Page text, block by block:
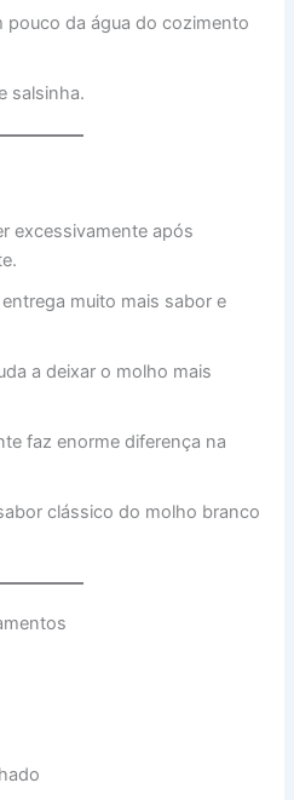
pouco da água do cozimento
salsinha.
excessivamente após
muito mais sabor e
a deixar o molho mais
faz enorme diferença na
clássico do molho branco